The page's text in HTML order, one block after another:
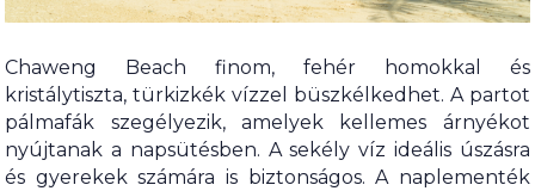
Chaweng Beach finom, fehér homokkal és
kristálytiszta, türkizkék vízzel büszkélkedhet. A partot
pálmafák szegélyezik, amelyek kellemes árnyékot
nyújtanak a napsütésben. A sekély víz ideális úszásra
és gyerekek számára is biztonságos. A naplementék